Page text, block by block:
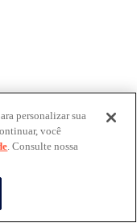
personalizar sua
você
. Consulte nossa